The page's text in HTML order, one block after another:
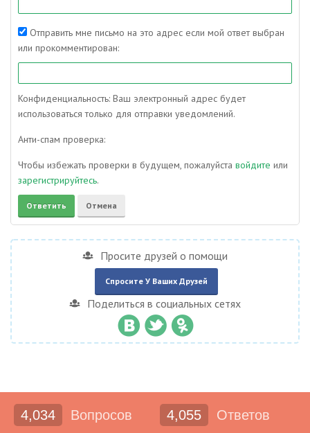
Отправить мне письмо на это адрес если мой ответ выбран
или прокомментирован:
Конфиденциальность: Ваш электронный адрес будет
использоваться только для отправки уведомлений.
Анти-спам проверка:
Чтобы избежать проверки в будущем, пожалуйста войдите или
зарегистрируйтесь.
Просите друзей о помощи
Спросите У Ваших Друзей
Поделиться в социальных сетях
4,034 Вопросов 4,055 Ответов